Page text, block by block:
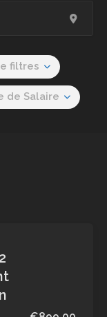
filtres
de Salaire